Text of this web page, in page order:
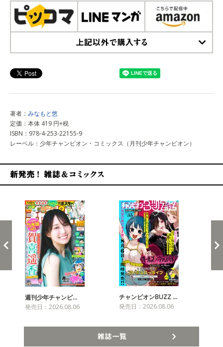
著者： みなもと悠
定価：本体 419 円+税
ISBN：978-4-253-22155-9
レーベル：少年チャンピオン・コミックス（月刊少年チャンピオン）
週刊少年チャンピ…
発売日：2026.08.06
チャンピオンBUZZ …
発売日：2026.08.06